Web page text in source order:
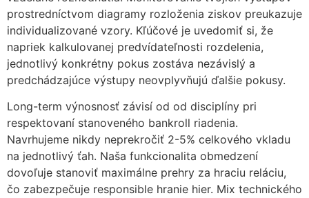
prostredníctvom diagramy rozloženia ziskov preukazuje
individualizované vzory. Kľúčové je uvedomiť si, že
napriek kalkulovanej predvídateľnosti rozdelenia,
jednotlivý konkrétny pokus zostáva nezávislý a
predchádzajúce výstupy neovplyvňujú ďalšie pokusy.
Long-term výnosnosť závisí od od disciplíny pri
respektovaní stanoveného bankroll riadenia.
Navrhujeme nikdy neprekročiť 2-5% celkového vkladu
na jednotlivý ťah. Naša funkcionalita obmedzení
dovoľuje stanoviť maximálne prehry za hraciu reláciu,
čo zabezpečuje responsible hranie hier. Mix technického